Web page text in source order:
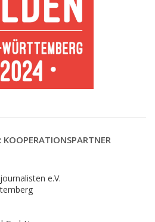
KOOPERATIONSPARTNER
e.V.